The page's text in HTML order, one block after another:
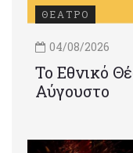
ΘΕΑΤΡΟ
04/08/2026
Το Εθνικό
Αύγουστο